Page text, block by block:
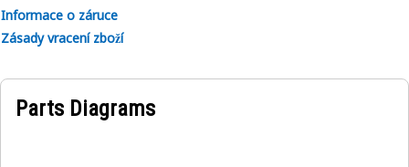
Informace o záruce
Zásady vracení zboží
Parts Diagrams